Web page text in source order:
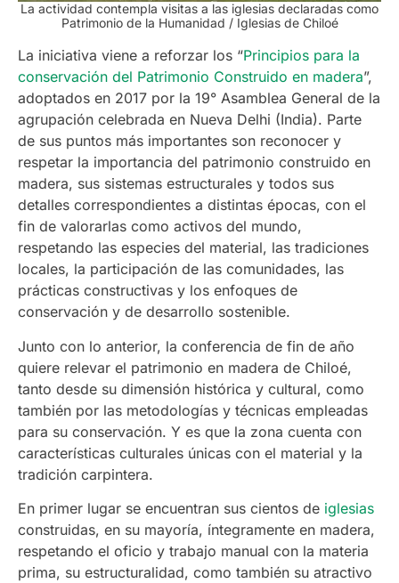
La actividad contempla visitas a las iglesias declaradas como
Patrimonio de la Humanidad / Iglesias de Chiloé
La iniciativa viene a reforzar los “Principios para la
conservación del Patrimonio Construido en madera”,
adoptados en 2017 por la 19° Asamblea General de la
agrupación celebrada en Nueva Delhi (India). Parte
de sus puntos más importantes son reconocer y
respetar la importancia del patrimonio construido en
madera, sus sistemas estructurales y todos sus
detalles correspondientes a distintas épocas, con el
fin de valorarlas como activos del mundo,
respetando las especies del material, las tradiciones
locales, la participación de las comunidades, las
prácticas constructivas y los enfoques de
conservación y de desarrollo sostenible.
Junto con lo anterior, la conferencia de fin de año
quiere relevar el patrimonio en madera de Chiloé,
tanto desde su dimensión histórica y cultural, como
también por las metodologías y técnicas empleadas
para su conservación. Y es que la zona cuenta con
características culturales únicas con el material y la
tradición carpintera.
En primer lugar se encuentran sus cientos de iglesias
construidas, en su mayoría, íntegramente en madera,
respetando el oficio y trabajo manual con la materia
prima, su estructuralidad, como también su atractivo